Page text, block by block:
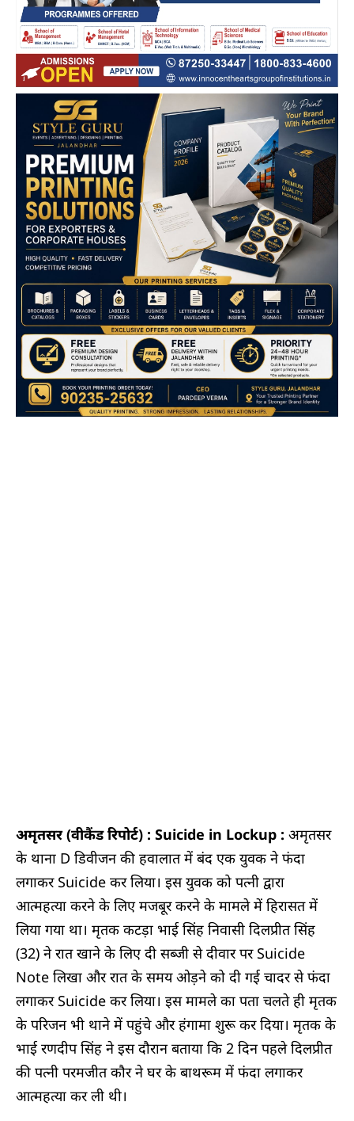
अमृतसर (वीकैंड रिपोर्ट) : Suicide in Lockup : अमृतसर
के थाना D डिवीजन की हवालात में बंद एक युवक ने फंदा
लगाकर Suicide कर लिया। इस युवक को पत्नी द्वारा
आत्महत्या करने के लिए मजबूर करने के मामले में हिरासत में
लिया गया था। मृतक कटड़ा भाई सिंह निवासी दिलप्रीत सिंह
(32) ने रात खाने के लिए दी सब्जी से दीवार पर Suicide
Note लिखा और रात के समय ओड़ने को दी गई चादर से फंदा
लगाकर Suicide कर लिया। इस मामले का पता चलते ही मृतक
के परिजन भी थाने में पहुंचे और हंगामा शुरू कर दिया। मृतक के
भाई रणदीप सिंह ने इस दौरान बताया कि 2 दिन पहले दिलप्रीत
की पत्नी परमजीत कौर ने घर के बाथरूम में फंदा लगाकर
आत्महत्या कर ली थी।